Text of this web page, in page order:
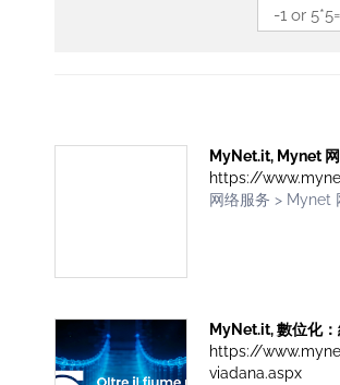
MyNet.it, Mynet
https://
网络服务 > Mynet
MyNet.it, 數位化
https://
viadana.aspx